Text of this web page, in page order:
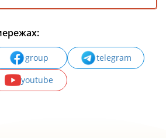
group
telegram
youtube